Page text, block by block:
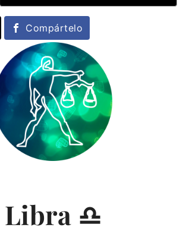
Compártelo
Libra ♎